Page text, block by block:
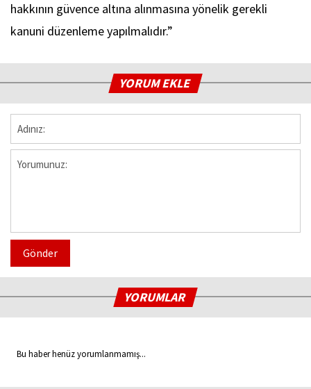
hakkının güvence altına alınmasına yönelik gerekli
kanuni düzenleme yapılmalıdır.”
YORUM EKLE
Gönder
YORUMLAR
Bu haber henüz yorumlanmamış...